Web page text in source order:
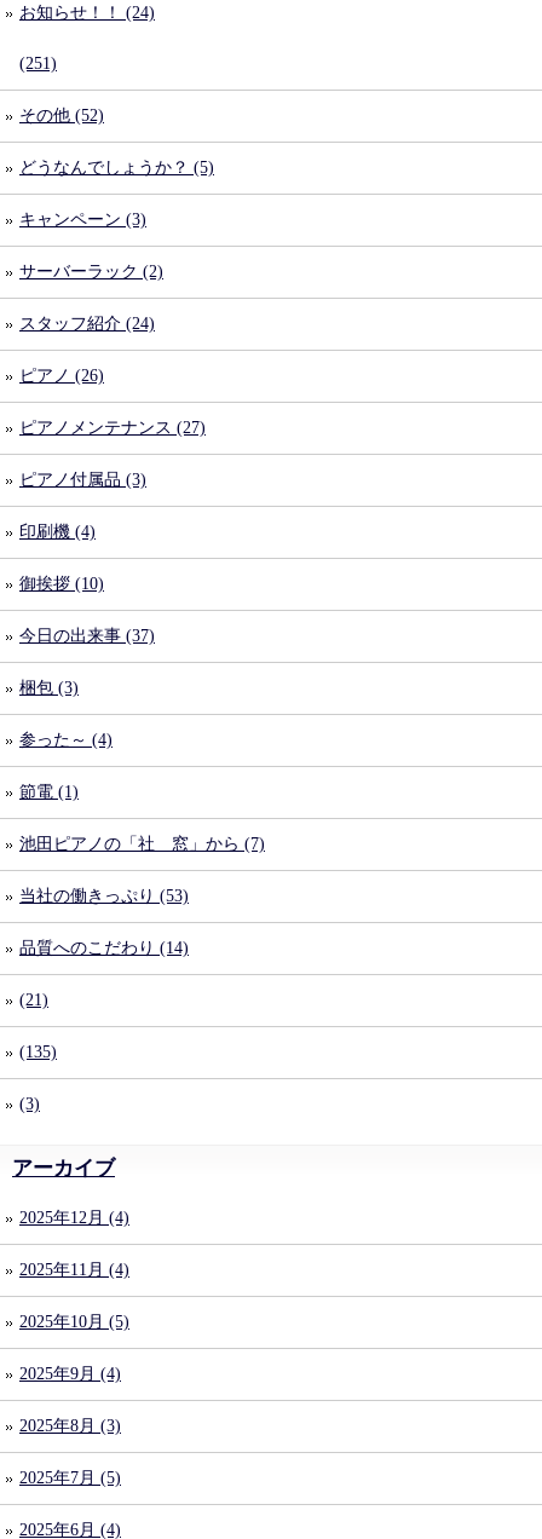
お知らせ！！ (24)
(251)
その他 (52)
どうなんでしょうか？ (5)
キャンペーン (3)
サーバーラック (2)
スタッフ紹介 (24)
ピアノ (26)
ピアノメンテナンス (27)
ピアノ付属品 (3)
印刷機 (4)
御挨拶 (10)
今日の出来事 (37)
梱包 (3)
参った～ (4)
節電 (1)
池田ピアノの「社 窓」から (7)
当社の働きっぷり (53)
品質へのこだわり (14)
(21)
(135)
(3)
アーカイブ
2025年12月 (4)
2025年11月 (4)
2025年10月 (5)
2025年9月 (4)
2025年8月 (3)
2025年7月 (5)
2025年6月 (4)